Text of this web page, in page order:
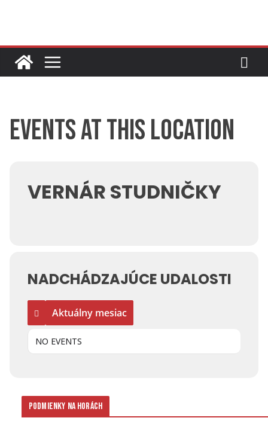
Events at this location
VERNÁR STUDNIČKY
NADCHÁDZAJÚCE UDALOSTI
Aktuálny mesiac
NO EVENTS
Podmienky na horách